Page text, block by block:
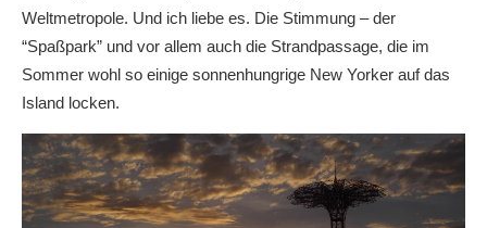
Weltmetropole. Und ich liebe es. Die Stimmung – der
“Spaßpark” und vor allem auch die Strandpassage, die im
Sommer wohl so einige sonnenhungrige New Yorker auf das
Island locken.